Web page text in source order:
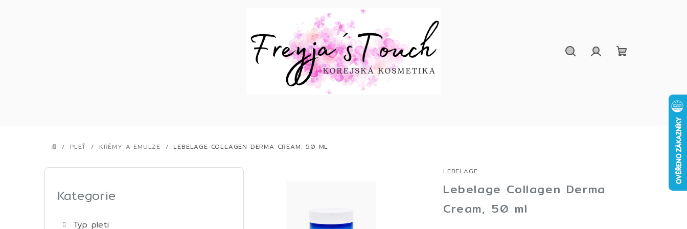
DOMŮ
/ PLEŤ / KRÉMY A EMULZE / LEBELAGE COLLAGEN DERMA CREAM, 50 ML
P
Přeskočit
kategorie
Kategorie
Typ pleti
LEBELAGE
Lebelage Collagen Derma
Cream, 50 ml